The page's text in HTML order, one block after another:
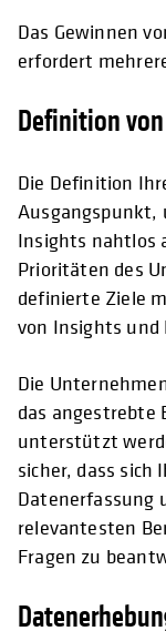
Das Gewinnen
erfordert
Definition
Die Definition
Ausgangspunkt,
Insights nahtlos
Prioritäten des
definierte Ziele
von Insights und
Die
das angestrebte
unterstützt
sicher, dass sich
Datenerfassung
relevantesten
Fragen zu